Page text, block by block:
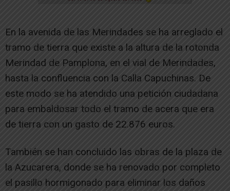
En la avenida de las Merindades se ha arreglado el
tramo de tierra que existe a la altura de la rotonda
Merindad de Pamplona, en el vial de Merindades,
hasta la confluencia con la Calla Capuchinas. De
este modo se ha atendido una petición ciudadana
para embaldosar todo el tramo de acera que era
de tierra con un gasto de 22.876 euros.
También se han concluido las obras de la plaza de
la Azucarera, donde se ha renovado por completo
el pasillo hormigonado para eliminar los daños